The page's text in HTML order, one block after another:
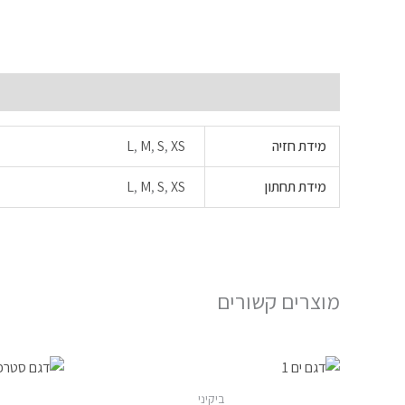
מידת חזיה L, M,S,XS
מידת תחתון L, M,S,XS
מוצרים קשורים
ביקיני